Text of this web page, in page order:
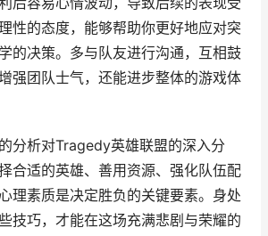
性的态度，能够帮助你更好地应对突
的决策。多与队友进行沟通，互相鼓
强团队士气，还能进步整体的游戏体
分析对Tragedy英雄联盟的深入分
合适的英雄、善用资源、强化队伍配
理素质是决定胜负的关键要素。身处
技巧，才能在这场充满悲剧与荣耀的